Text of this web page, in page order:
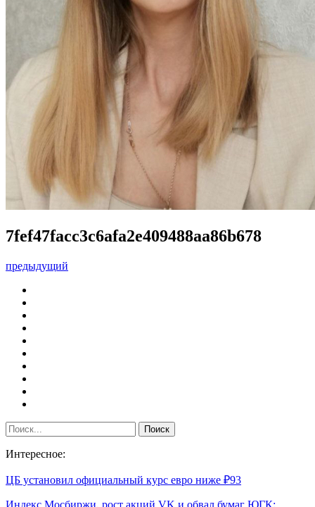
7fef47facc3c6afa2e409488aa86b678
предыдущий
Интересное:
ЦБ установил официальный курс евро ниже ₽93
Индекс Мосбиржи, рост акций VK и обвал бумаг ЮГК: